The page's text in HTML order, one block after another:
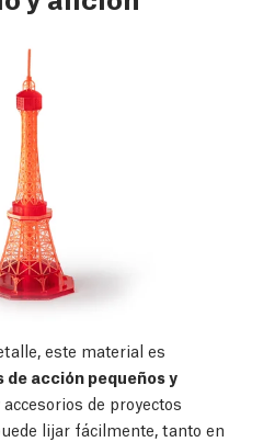
este material es
de acción pequeños y
accesorios de proyectos
lijar fácilmente, tanto en